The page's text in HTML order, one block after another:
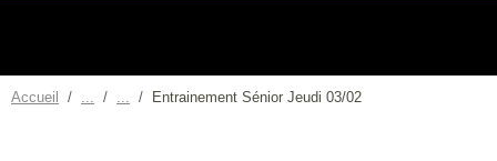
Accueil Entrainement Sénior Jeudi 03/02